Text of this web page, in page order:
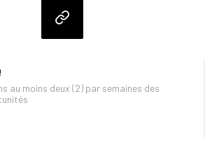
au moins deux (2) par semaines des